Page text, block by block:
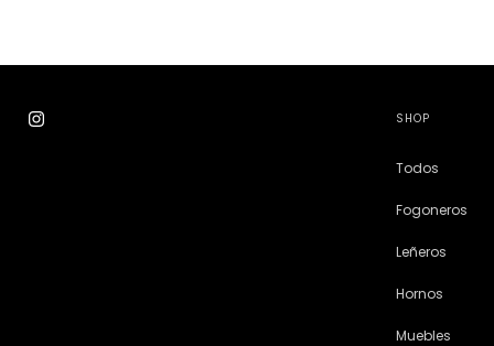
SHOP
Todos
Fogoneros
Leñeros
Hornos
Muebles